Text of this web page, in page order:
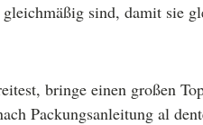
sind, damit sie
bringe einen großen
Packungsanleitung al